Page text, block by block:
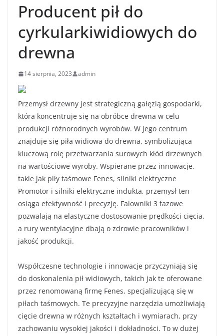
Producent pił do
cyrkularkiwidiowych do
drewna
14 sierpnia, 2023 admin
Przemysł drzewny jest strategiczną gałęzią gospodarki,
która koncentruje się na obróbce drewna w celu
produkcji różnorodnych wyrobów. W jego centrum
znajduje się piła widiowa do drewna, symbolizująca
kluczową rolę przetwarzania surowych kłód drzewnych
na wartościowe wyroby. Wspierane przez innowacje,
takie jak piły taśmowe Fenes, silniki elektryczne
Promotor i silniki elektryczne indukta, przemysł ten
osiąga efektywność i precyzję. Falowniki 3 fazowe
pozwalają na elastyczne dostosowanie prędkości cięcia,
a rury wentylacyjne dbają o zdrowie pracowników i
jakość produkcji.
Współczesne technologie i innowacje przyczyniają się
do doskonalenia pił widiowych, takich jak te oferowane
przez renomowaną firmę Fenes, specjalizującą się w
piłach taśmowych. Te precyzyjne narzędzia umożliwiają
cięcie drewna w różnych kształtach i wymiarach, przy
zachowaniu wysokiej jakości i dokładności. To w dużej